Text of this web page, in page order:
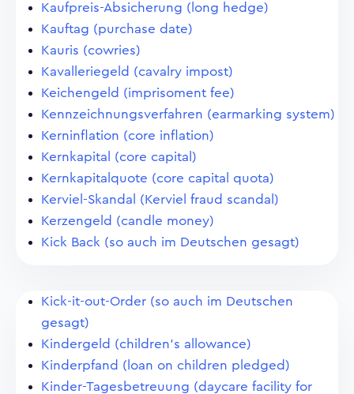
Kaufpreis-Absicherung (long hedge)
Kauftag (purchase date)
Kauris (cowries)
Kavalleriegeld (cavalry impost)
Keichengeld (imprisoment fee)
Kennzeichnungsverfahren (earmarking system)
Kerninflation (core inflation)
Kernkapital (core capital)
Kernkapitalquote (core capital quota)
Kerviel-Skandal (Kerviel fraud scandal)
Kerzengeld (candle money)
Kick Back (so auch im Deutschen gesagt)
Kick-it-out-Order (so auch im Deutschen
gesagt)
Kindergeld (children's allowance)
Kinderpfand (loan on children pledged)
Kinder-Tagesbetreuung (daycare facility for